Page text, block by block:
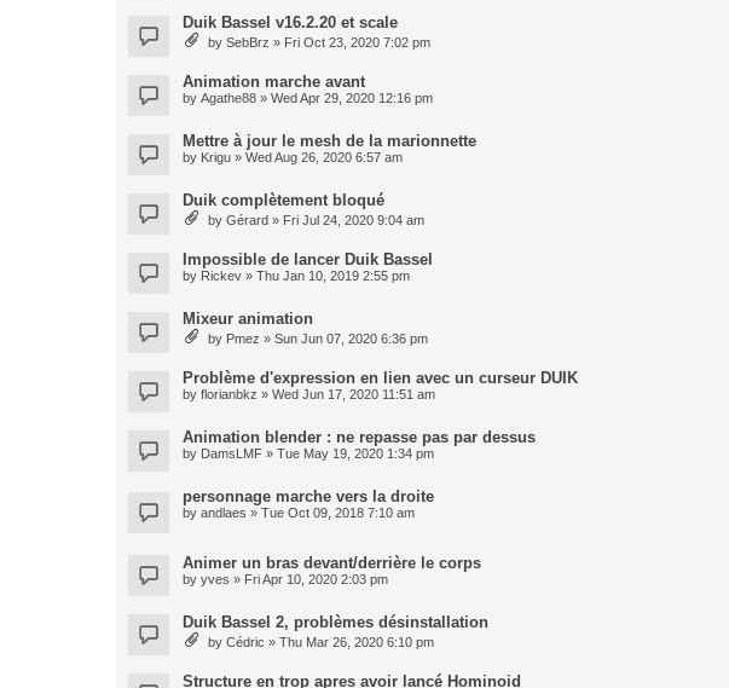
Duik Bassel v16.2.20 et scale
by SebBrz » Fri Oct 23, 2020 7:02 pm
Animation marche avant
by Agathe88 » Wed Apr 29, 2020 12:16 pm
Mettre à jour le mesh de la marionnette
by Krigu » Wed Aug 26, 2020 6:57 am
Duik complètement bloqué
by Gérard » Fri Jul 24, 2020 9:04 am
Impossible de lancer Duik Bassel
by Rickev » Thu Jan 10, 2019 2:55 pm
Mixeur animation
by Pmez » Sun Jun 07, 2020 6:36 pm
Problème d'expression en lien avec un curseur DUIK
by florianbkz » Wed Jun 17, 2020 11:51 am
Animation blender : ne repasse pas par dessus
by DamsLMF » Tue May 19, 2020 1:34 pm
personnage marche vers la droite
by andlaes » Tue Oct 09, 2018 7:10 am
Animer un bras devant/derrière le corps
by yves » Fri Apr 10, 2020 2:03 pm
Duik Bassel 2, problèmes désinstallation
by Cédric » Thu Mar 26, 2020 6:10 pm
Structure en trop apres avoir lancé Hominoid